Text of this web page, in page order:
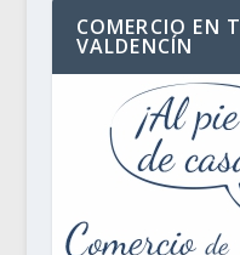
COMERCIO EN
VALDENCÍN